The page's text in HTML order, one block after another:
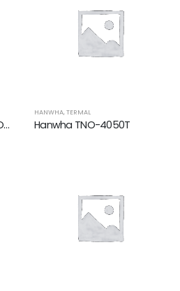
Hanwha TNO-4041TR/TNO-4040TR/TNO-4030TR
HANWHA,TERMAL
Hanwha TNO-4050T